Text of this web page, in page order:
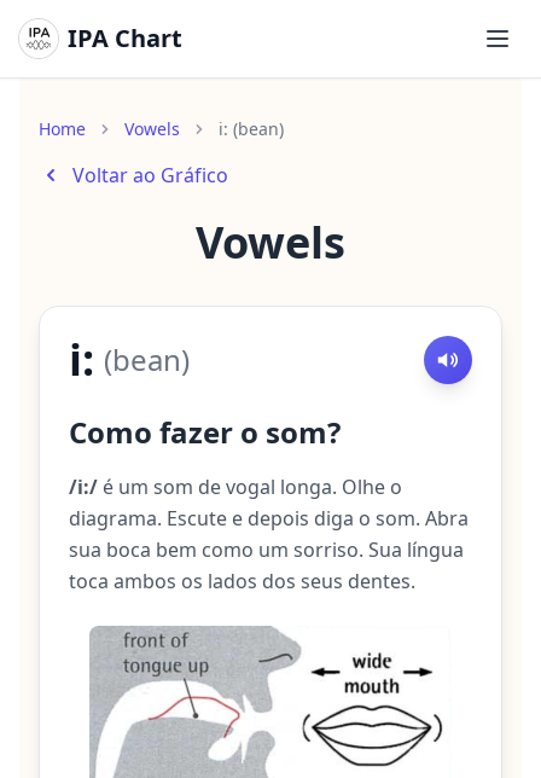
IPA Chart
Home Vowels i: (bean)
Voltar ao Gráfico
Vowels
i: (bean)
Como fazer o som?
/i:/ é um som de vogal longa. Olhe o
diagrama. Escute e depois diga o som. Abra
sua boca bem como um sorriso. Sua língua
toca ambos os lados dos seus dentes.